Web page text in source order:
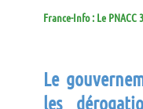
France-Info : Le
Le
les